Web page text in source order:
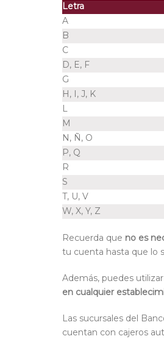
Letra
A
B
C
D, E, F
G
H, I, J, K
L
M
N, Ñ, O
P, Q
R
S
T, U, V
W, X, Y, Z
Recuerda que no es
tu cuenta hasta que lo
Además, puedes
en cualquier
Las sucursales del
cuentan con cajeros